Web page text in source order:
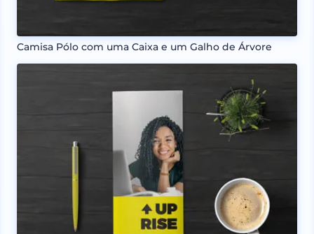
Camisa Pólo com uma Caixa e um Galho de Árvore